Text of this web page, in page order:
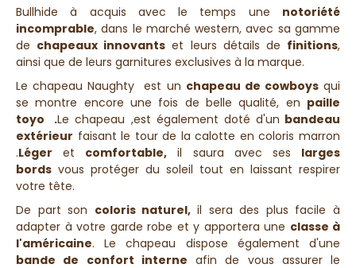
Bullhide à acquis avec le temps une notoriété
incomprable, dans le marché western, avec sa gamme
de chapeaux innovants et leurs détails de finitions,
ainsi que de leurs garnitures exclusives à la marque.
Le chapeau Naughty est un chapeau de cowboysqui
se montre encore une fois de belle qualité, en paille
toyo .Le chapeau ,est également doté d'un bandeau
extérieur faisant le tour de la calotte en coloris marron
.Léger et comfortable, il saura avec ses larges
bords vous protéger du soleil tout en laissant respirer
votre tête.
De part son coloris naturel,il sera des plus facile à
adapter à votre garde robe et y apportera une classe à
l'américaine. Le chapeau dispose également d'une
bande de confort interne afin de vous assurer le